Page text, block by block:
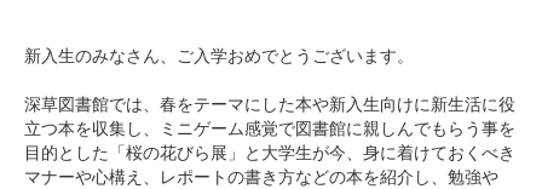
新入生のみなさん、ご入学おめでとうございます。
深草図書館では、春をテーマにした本や新入生向けに新生活に役
立つ本を収集し、ミニゲーム感覚で図書館に親しんでもらう事を
目的とした「桜の花びら展」と大学生が今、身に着けておくべき
マナーや心構え、レポートの書き方などの本を紹介し、勉強や